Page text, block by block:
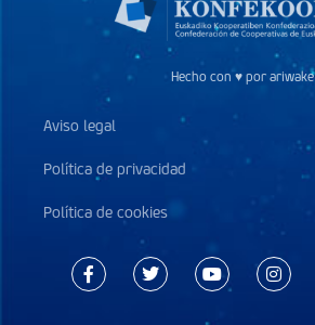
Hecho con ♥ por ariwake
Aviso legal
Política de privacidad
Política de cookies